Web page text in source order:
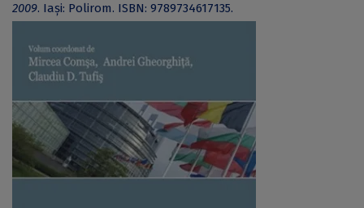
2009. Iași: Polirom. ISBN: 9789734617135.